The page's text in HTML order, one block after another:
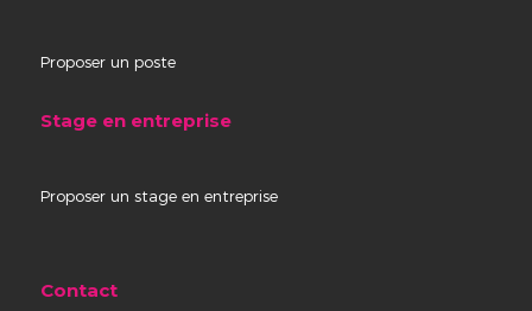
Proposer un poste
Stage en entreprise
Proposer un stage en entreprise
Contact